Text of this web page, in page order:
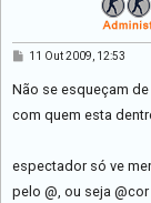
M
n
s
g
11 Out 2009, 12:53
Não se esqueçam
com quem esta
espectador só ve
pelo @, ou seja